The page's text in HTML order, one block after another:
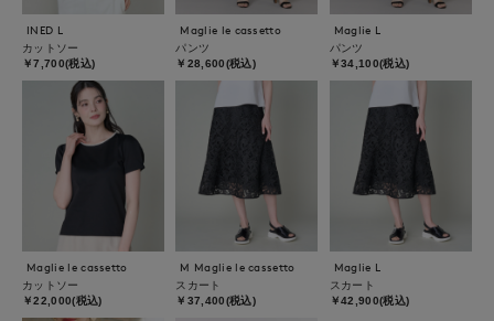
INED L
カットソー
￥7,700(税込)
Maglie le cassetto
パンツ
￥28,600(税込)
Maglie L
パンツ
￥34,100(税込)
Maglie le cassetto
カットソー
￥22,000(税込)
M Maglie le cassetto
スカート
￥37,400(税込)
Maglie L
スカート
￥42,900(税込)